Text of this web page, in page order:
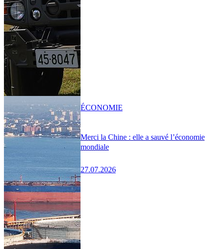
Merci la Chine : elle a sauvé l’économie
mondiale
27.07.2026
ÉCONOMIE